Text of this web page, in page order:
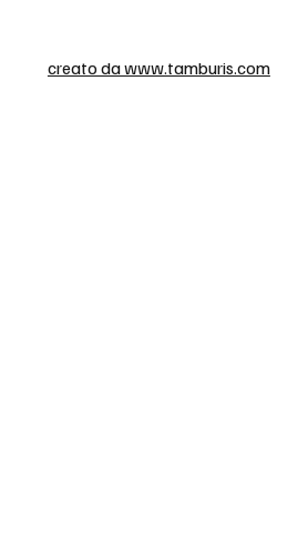
creato da www.tamburis.com